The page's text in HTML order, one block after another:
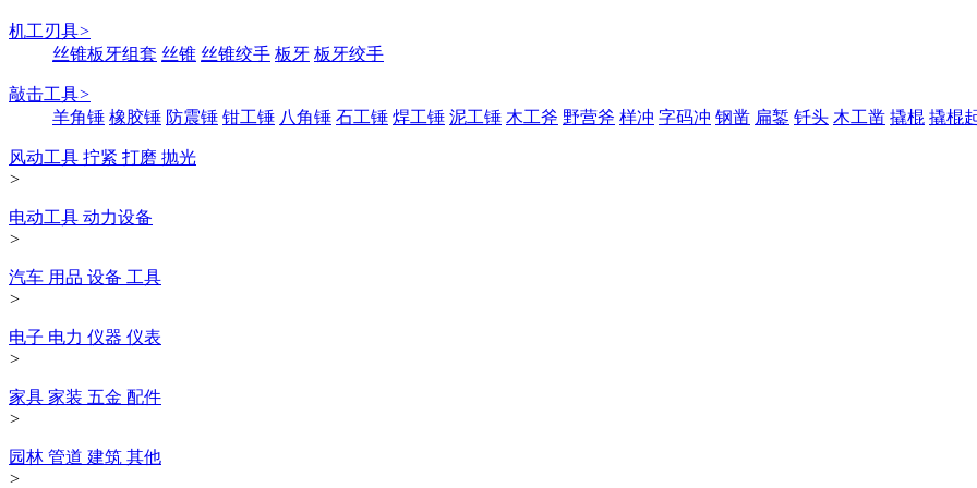
机工刃具>
丝锥板牙组套 丝锥 丝锥绞手 板牙 板牙绞手
敲击工具>
羊角锤 橡胶锤 防震锤 钳工锤 八角锤 石工锤 焊工锤 泥工锤 木工斧 野营斧 样冲 字码冲 钢凿 扁錾 钎头 木工凿 撬棍 撬棍
风动工具 拧紧 打磨 抛光
>
电动工具 动力设备
>
汽车 用品 设备 工具
>
电子 电力 仪器 仪表
>
家具 家装 五金 配件
>
园林 管道 建筑 其他
>